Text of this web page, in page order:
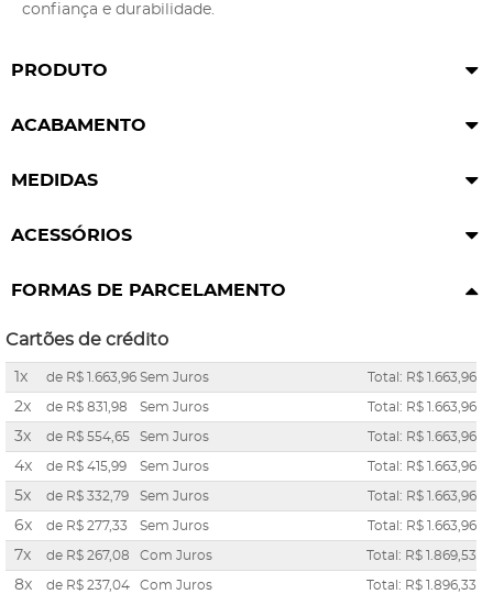
confiança e durabilidade.
PRODUTO
ACABAMENTO
MEDIDAS
ACESSÓRIOS
FORMAS DE PARCELAMENTO
Cartões de crédito
1x de R$ 1.663,96 Sem Juros Total: R$ 1.663,96
2x de R$ 831,98 Sem Juros Total: R$ 1.663,96
3x de R$ 554,65 Sem Juros Total: R$ 1.663,96
4x de R$ 415,99 Sem Juros Total: R$ 1.663,96
5x de R$ 332,79 Sem Juros Total: R$ 1.663,96
6x de R$ 277,33 Sem Juros Total: R$ 1.663,96
7x de R$ 267,08 Com Juros Total: R$ 1.869,53
8x de R$ 237,04 Com Juros Total: R$ 1.896,33